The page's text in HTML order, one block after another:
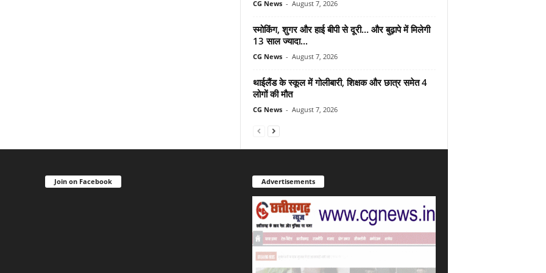
CG News - August 7, 2026
स्मोकिंग, शुगर और हाई बीपी से दूरी… और बुढ़ापे में मिलेगी
13 साल ज्यादा...
CG News - August 7, 2026
थाईलैंड के स्कूल में गोलीबारी, शिक्षक और छात्र समेत 4
लोगों की मौत
CG News - August 7, 2026
Join on Facebook Advertisements